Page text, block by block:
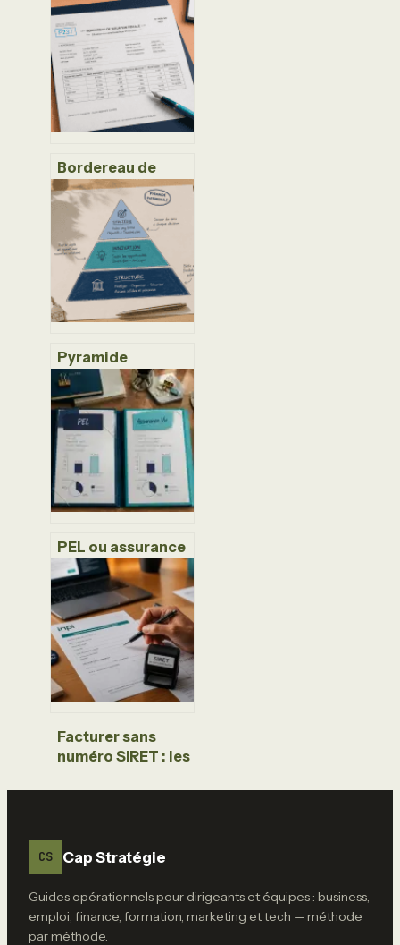
Bordereau de
situation fiscale :
comment obtenir
votre attestation
P237 en 3 étapes
Pyramide
patrimoniale : 3
mois de dépenses
en sécurité et
l’ordre exact pour
investir sans
risque
PEL ou assurance
vie : quel
placement
privilégier selon
vos objectifs ?
Facturer sans
numéro SIRET : les
légales pour
CS Cap Stratégie
Guides opérationnels pour dirigeants et équipes : business,
emploi, finance, formation, marketing et tech — méthode
par méthode.